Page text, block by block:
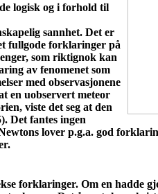
logisk og i forhold til
sannhet. Det er
fullgode forklaringer på
som riktignok kan
av fenomenet som
med observasjonene
en uobservert meteor
viste det seg at den
Det fantes ingen
lover p.g.a. god
forklaringer. Om en hadde